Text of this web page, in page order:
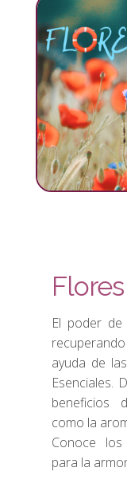
El poder
ayuda de
Esenciales.
beneficios
como la
Conoce
para la